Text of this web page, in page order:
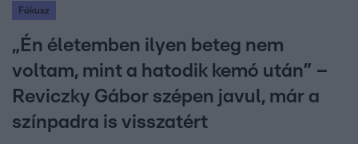
Fókusz
„Én életemben ilyen beteg nem
voltam, mint a hatodik kemó után” –
Reviczky Gábor szépen javul, már a
színpadra is visszatért